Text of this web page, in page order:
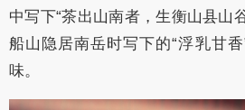
中写下“茶出山南者，生衡山县山
船山隐居南岳时写下的“浮乳甘
味。